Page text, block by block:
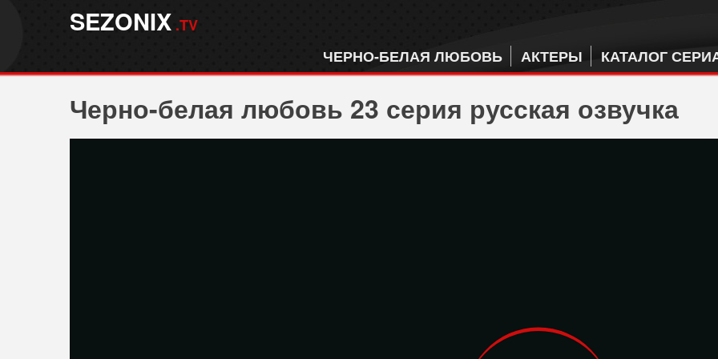
SEZONIX .TV
ЧЕРНО-БЕЛАЯ ЛЮБОВЬ
АКТЕРЫ КАТАЛОГ
Черно-белая любовь 23 серия русская озвучка